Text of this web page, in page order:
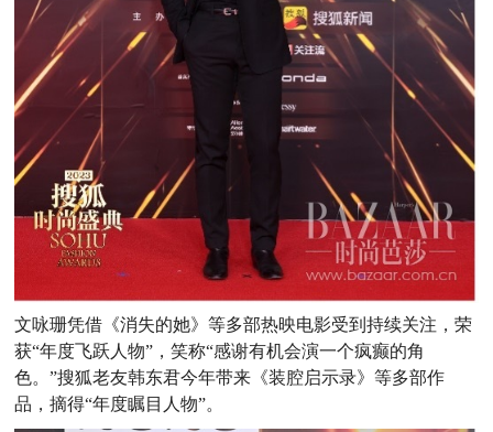
文咏珊凭借《消失的她》等多部热映电影受到持续关注，荣
获“年度飞跃人物”，笑称“感谢有机会演一个疯癫的角
色。”搜狐老友韩东君今年带来《装腔启示录》等多部作
品，摘得“年度瞩目人物”。